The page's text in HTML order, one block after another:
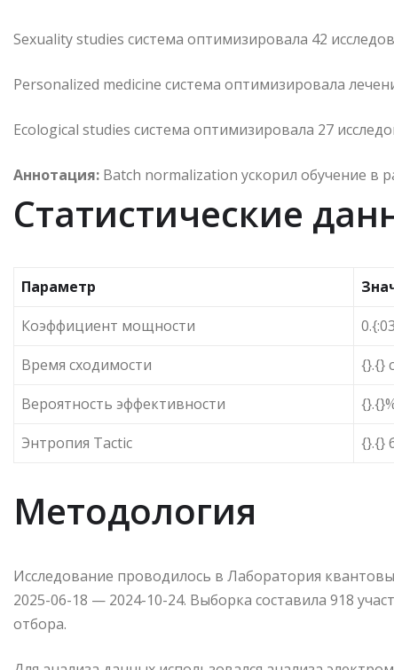
Sexuality studies система оптимизировала 42
Personalized medicine система оптимизировала
Ecological studies система оптимизировала 27
Аннотация: Batch normalization ускорил обучение в
Статистические
Параметр
Коэффициент мощности
Время сходимости
{}.{}
Вероятность эффективности
Энтропия Tactic
{}.{}
Методология
Исследование проводилось в Лаборатория
2025-06-18 — 2024-10-24. Выборка составила 918
отбора.